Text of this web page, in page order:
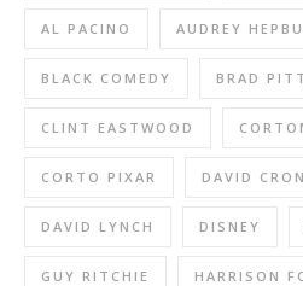
AL PACINO AUDREY
BLACK COMEDY BRAD PITT
CLINT EASTWOOD
CORTO PIXAR DAVID
DAVID LYNCH DISNEY
GUY RITCHIE HARRISON